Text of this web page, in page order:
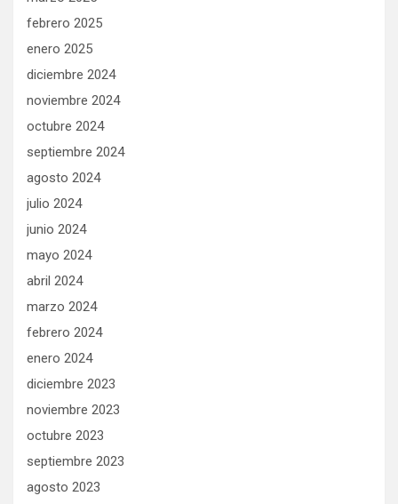
febrero 2025
enero 2025
diciembre 2024
noviembre 2024
octubre 2024
septiembre 2024
agosto 2024
julio 2024
junio 2024
mayo 2024
abril 2024
marzo 2024
febrero 2024
enero 2024
diciembre 2023
noviembre 2023
octubre 2023
septiembre 2023
agosto 2023